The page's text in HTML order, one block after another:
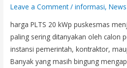
Leave a Comment /informasi,News
harga PLTS 20 kWp puskesmas
paling sering ditanyakan oleh calon
instansi pemerintah, kontraktor,
Banyak yang masih bingung